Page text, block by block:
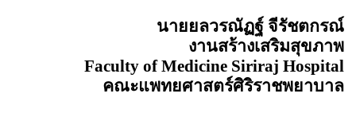
นายยลวรณัฏฐ์ จีรัชตกรณ์
งานสร้างเสริมสุขภาพ
Faculty of Medicine Siriraj Hospital
คณะแพทยศาสตร์ศิริราชพยาบาล